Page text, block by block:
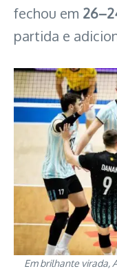
fechou em
partida e
Em brilhante virada,